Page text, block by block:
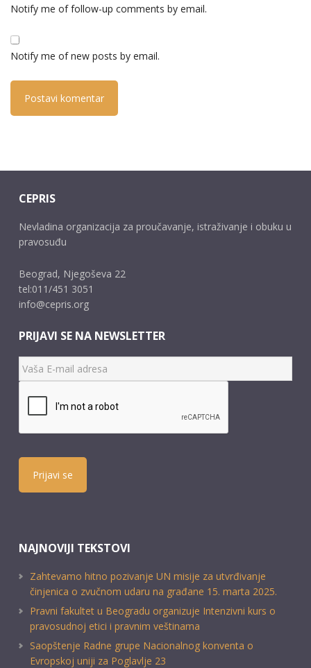
Notify me of follow-up comments by email.
Notify me of new posts by email.
CEPRIS
Nevladina organizacija za proučavanje, istraživanje i obuku u
pravosuđu
Beograd, Njegoševa 22
tel:011/451 3051
info@cepris.org
PRIJAVI SE NA NEWSLETTER
Prijavi se
NAJNOVIJI TEKSTOVI
Zahtevamo hitno pozivanje UN misije za utvrđivanje
činjenica o zvučnom udaru na građane 15. marta 2025.
Pravni fakultet u Beogradu organizuje Intenzivni kurs o
pravosudnoj etici i pravnim veštinama
Saopštenje Radne grupe Nacionalnog konventa o
Evropskoj uniji za Poglavlje 23